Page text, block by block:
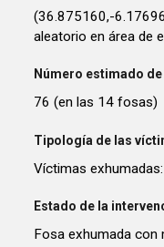
(36.875160,-
aleatorio en área de
Número estimado
76 (en las 14 fosas)
Tipología de las
Víctimas
Estado de la
Fosa exhumada